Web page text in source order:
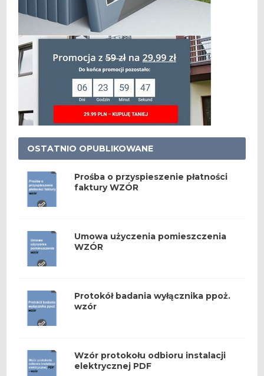
OSTATNIO OPUBLIKOWANE
Prośba o przyspieszenie płatności
faktury WZÓR
Umowa użyczenia pomieszczenia
WZÓR
Protokół badania wyłącznika ppoż.
wzór
Wzór protokołu odbioru instalacji
elektrycznej PDF